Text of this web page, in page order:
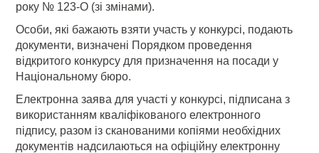
року № 123-О (зі змінами).
Особи, які бажають взяти участь у конкурсі, подають
документи, визначені Порядком проведення
відкритого конкурсу для призначення на посади у
Національному бюро.
Електронна заява для участі у конкурсі, підписана з
використанням кваліфікованого електронного
підпису, разом із сканованими копіями необхідних
документів надсилаються на офіційну електронну